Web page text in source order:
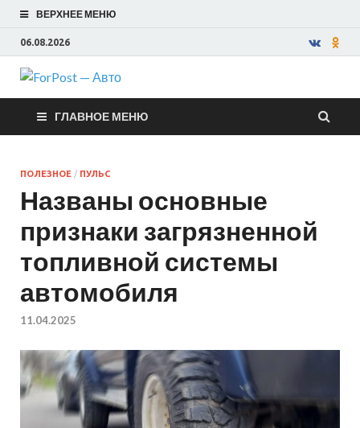
ВЕРХНЕЕ МЕНЮ
06.08.2026
ForPost —
Авто
ГЛАВНОЕ МЕНЮ
ПОЛЕЗНОЕ / ПУЛЬС
Названы основные
признаки загрязненной
топливной системы
автомобиля
11.04.2025